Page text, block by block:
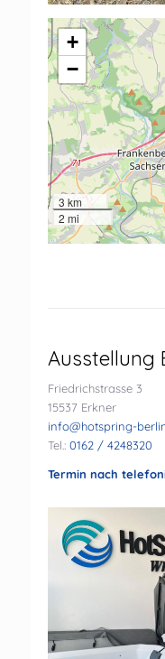
+
−
3 km
2 mi
Ausstellung
Friedrichstrasse 3
15537 Erkner
info@hotspring-
Tel.: 0162 / 4248320
Termin nach